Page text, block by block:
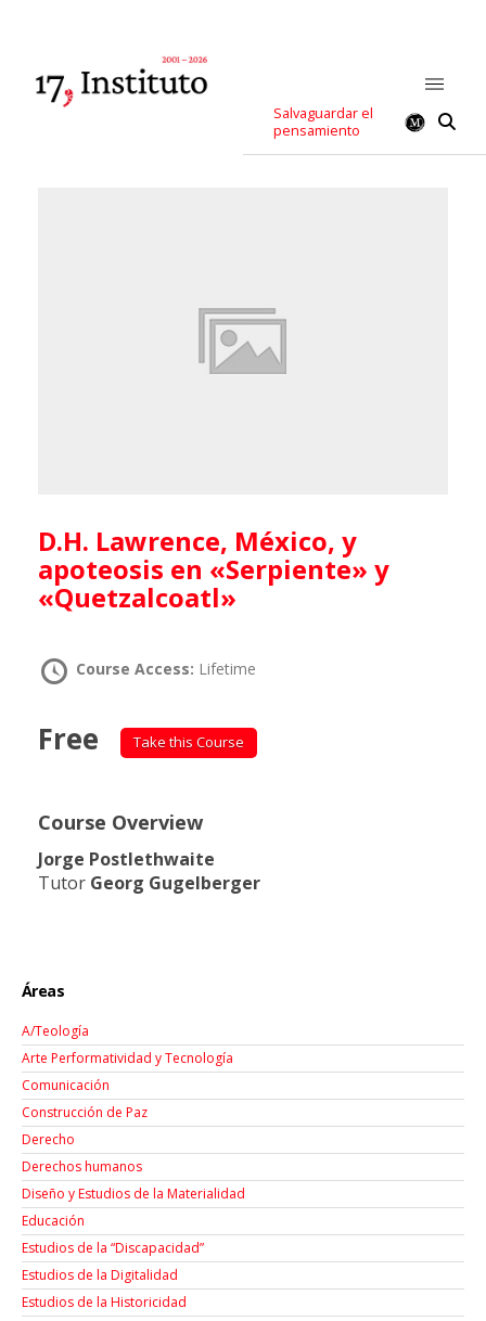
Salvaguardar el
pensamiento
D.H. Lawrence, México, y
apoteosis en «Serpiente» y
«Quetzalcoatl»
Course Access: Lifetime
Free Take this Course
Course Overview
Jorge Postlethwaite
Tutor Georg Gugelberger
Áreas
A/Teología
Arte Performatividad y Tecnología
Comunicación
Construcción de Paz
Derecho
Derechos humanos
Diseño y Estudios de la Materialidad
Educación
Estudios de la “Discapacidad”
Estudios de la Digitalidad
Estudios de la Historicidad